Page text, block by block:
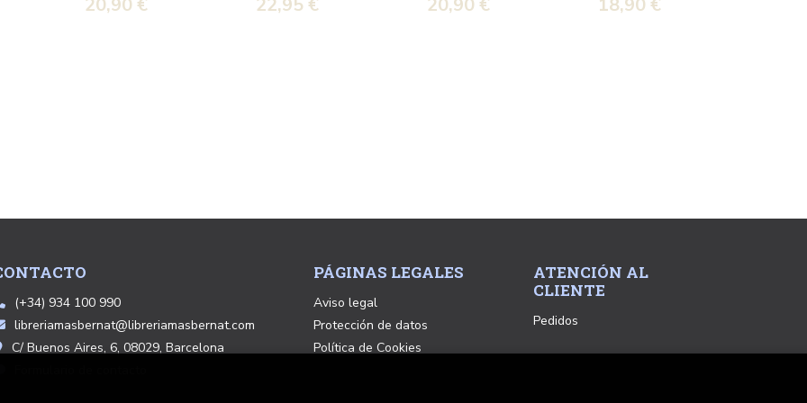
(+34) 934 100 990
libreriamasbernat@libreriamasbernat.com
C/ Buenos Aires, 6, 08029, Barcelona
PÁGINAS LEGALES
Aviso legal
Protección de datos
Política de Cookies
ATENCIÓN AL
CLIENTE
Pedidos